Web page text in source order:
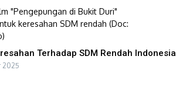
Terhadap SDM Rendah Indonesia
2025